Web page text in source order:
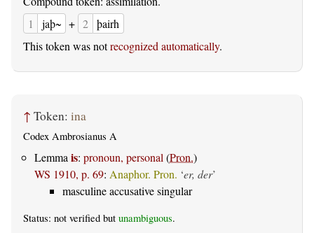
1
jaþ~ + 2 þairh
This token was notrecognized automatically.
↑ Token: ina
Codex Ambrosianus A
Lemmais: pronoun, personal(Pron.)
WS 1910, p. 69: Anaphor. Pron. ‘er, der’
masculine accusative singular
Status: not verified but unambiguous.